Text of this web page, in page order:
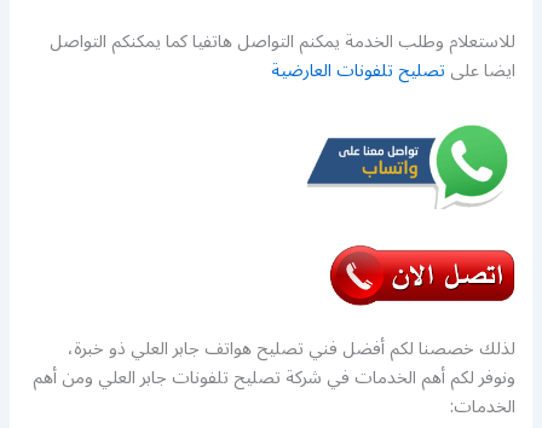
للاستعلام وطلب الخدمة يمكنم التواصل هاتفيا كما يمكنكم التواصل
ايضا علىتصليح تلفونات العارضية
لذلك خصصنا لكم أفضل فني تصليح هواتف جابر العلي ذو خبرة،
ونوفر لكم أهم الخدمات في شركة تصليح تلفونات جابر العلي ومن أهم
الخدمات: